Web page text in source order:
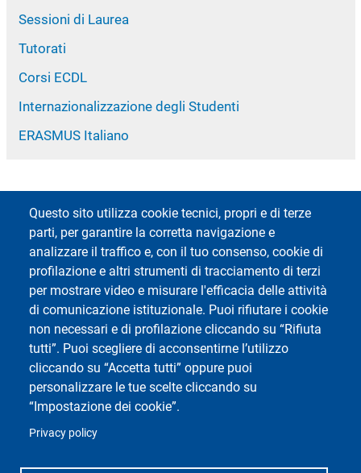
Questo sito utilizza cookie tecnici, propri e di terze
parti, per garantire la corretta navigazione e
analizzare il traffico e, con il tuo consenso, cookie di
profilazione e altri strumenti di tracciamento di terzi
per mostrare video e misurare l'efficacia delle attività
di comunicazione istituzionale. Puoi rifiutare i cookie
non necessari e di profilazione cliccando su “Rifiuta
tutti”. Puoi scegliere di acconsentirne l’utilizzo
cliccando su “Accetta tutti” oppure puoi
personalizzare le tue scelte cliccando su
“Impostazione dei cookie”.
Privacy policy
Sessioni di Laurea
Tutorati
Corsi ECDL
Internazionalizzazione degli Studenti
ERASMUS Italiano
Footer 1
Rubrica
Webmail
ESSE3 Studenti
ESSE3 Docenti
Footer 2
App MyUniPV
Kiro
Valutazione della Qualità
della Didattica